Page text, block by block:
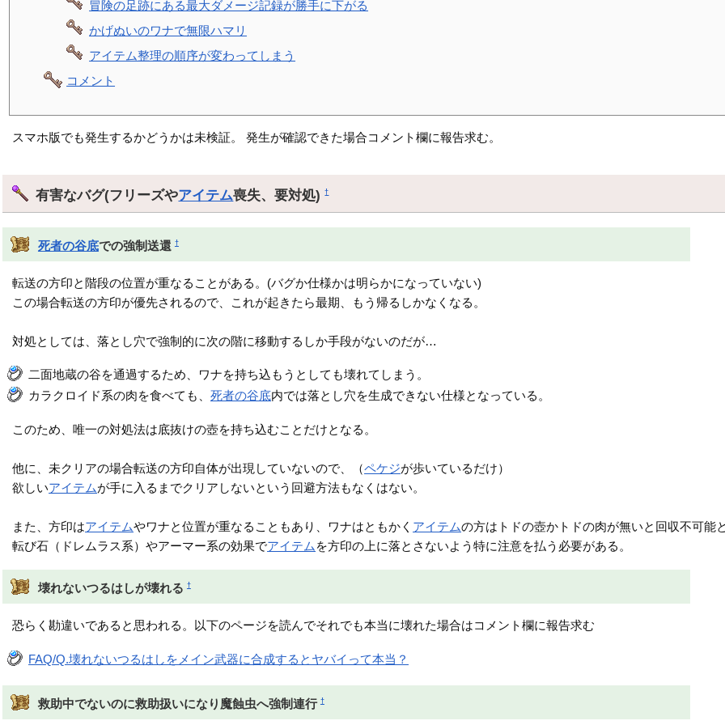
冒険の足跡にある最大ダメージ記録が勝手に下がる
かげぬいのワナで無限ハマリ
アイテム整理の順序が変わってしまう
コメント
スマホ版でも発生するかどうかは未検証。 発生が確認できた場合コメント欄に報告求む。
有害なバグ(フリーズやアイテム喪失、要対処)†
死者の谷底での強制送還 †
転送の方印と階段の位置が重なることがある。(バグか仕様かは明らかになっていない)
この場合転送の方印が優先されるので、これが起きたら最期、もう帰るしかなくなる。
対処としては、落とし穴で強制的に次の階に移動するしか手段がないのだが…
二面地蔵の谷を通過するため、ワナを持ち込もうとしても壊れてしまう。
カラクロイド系の肉を食べても、死者の谷底内では落とし穴を生成できない仕様となっている。
このため、唯一の対処法は底抜けの壺を持ち込むことだけとなる。
他に、未クリアの場合転送の方印自体が出現していないので、（ペケジが歩いているだけ）
欲しいアイテムが手に入るまでクリアしないという回避方法もなくはない。
また、方印はアイテムやワナと位置が重なることもあり、ワナはともかく アイテムの方はトドの壺かトドの肉が無いと回収不可能
転び石（ドレムラス系）やアーマー系の効果でアイテム を方印の上に落とさないよう特に注意を払う必要がある。
壊れないつるはしが壊れる †
恐らく勘違いであると思われる。以下のページを読んでそれでも本当に壊れた場合はコメント欄に報告求む
FAQ/Q.壊れないつるはしをメイン武器に合成するとヤバイって本当？
救助中でないのに救助扱いになり魔蝕虫へ強制連行 †